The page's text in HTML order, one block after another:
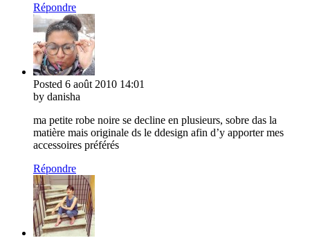
Répondre
Posted 6 août 2010 14:01
by danisha
ma petite robe noire se decline en plusieurs, sobre das la
matière mais originale ds le ddesign afin d’y apporter mes
accessoires préférés
Répondre